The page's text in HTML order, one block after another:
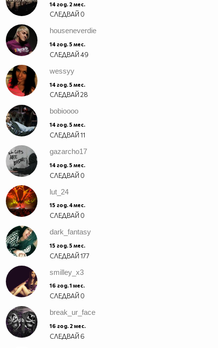
14 год. 2 мес.
СЛЕДВАЙ 0
houseneverdie
14 год. 5 мес.
СЛЕДВАЙ49
wessyy
14 год. 5 мес.
СЛЕДВАЙ28
bobioooo
14 год. 5 мес.
СЛЕДВАЙ11
gazarcho17
14 год. 5 мес.
СЛЕДВАЙ 0
lut_24
15 год. 4 мес.
СЛЕДВАЙ 0
dark_fantasy
15 год. 5 мес.
СЛЕДВАЙ177
smilley_x3
16 год. 1 мес.
СЛЕДВАЙ 0
break_ur_face
16 год. 2 мес.
СЛЕДВАЙ 6